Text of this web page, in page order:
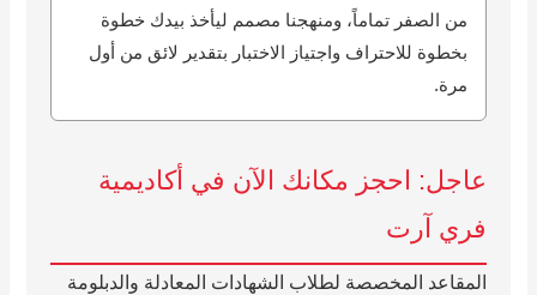
من الصفر تماماً، ومنهجنا مصمم ليأخذ بيدك خطوة
بخطوة للاحتراف واجتياز الاختبار بتقدير لائق من أول
مرة.
عاجل: احجز مكانك الآن في أكاديمية
فري آرت
المقاعد المخصصة لطلاب الشهادات المعادلة والدبلومة